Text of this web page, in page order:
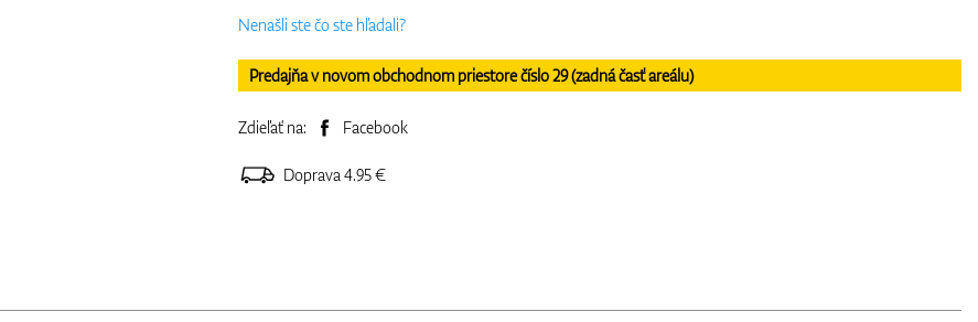
Nenašli ste čo ste hľadali?
Predajňa v novom obchodnom priestore číslo 29 (zadná časť areálu)
Zdieľať na: Facebook
Doprava 4.95 €